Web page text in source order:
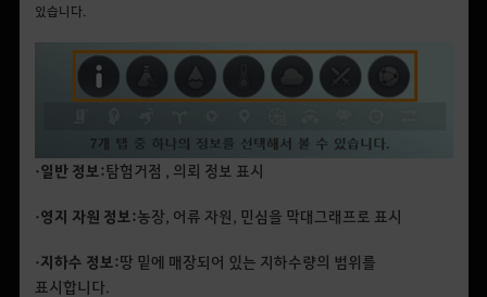
있습니다.
• 일반 정보:​탐험거점 , 의뢰 정보 표시
• 영지 자원 정보:농장, 어류 자원, 민심을 막대그래프로 표시
• 지하수 정보:땅 밑에 매장되어 있는 지하수량의 범위를
표시합니다.